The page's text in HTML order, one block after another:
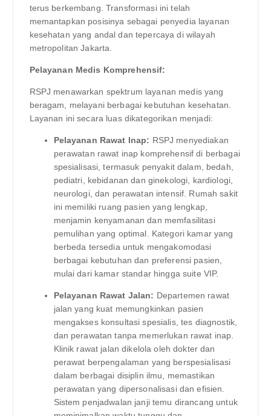
terus berkembang. Transformasi ini telah
memantapkan posisinya sebagai penyedia layanan
kesehatan yang andal dan tepercaya di wilayah
metropolitan Jakarta.
Pelayanan Medis Komprehensif:
RSPJ menawarkan spektrum layanan medis yang
beragam, melayani berbagai kebutuhan kesehatan.
Layanan ini secara luas dikategorikan menjadi:
Pelayanan Rawat Inap: RSPJ menyediakan
perawatan rawat inap komprehensif di berbagai
spesialisasi, termasuk penyakit dalam, bedah,
pediatri, kebidanan dan ginekologi, kardiologi,
neurologi, dan perawatan intensif. Rumah sakit
ini memiliki ruang pasien yang lengkap,
menjamin kenyamanan dan memfasilitasi
pemulihan yang optimal. Kategori kamar yang
berbeda tersedia untuk mengakomodasi
berbagai kebutuhan dan preferensi pasien,
mulai dari kamar standar hingga suite VIP.
Pelayanan Rawat Jalan: Departemen rawat
jalan yang kuat memungkinkan pasien
mengakses konsultasi spesialis, tes diagnostik,
dan perawatan tanpa memerlukan rawat inap.
Klinik rawat jalan dikelola oleh dokter dan
perawat berpengalaman yang berspesialisasi
dalam berbagai disiplin ilmu, memastikan
perawatan yang dipersonalisasi dan efisien.
Sistem penjadwalan janji temu dirancang untuk